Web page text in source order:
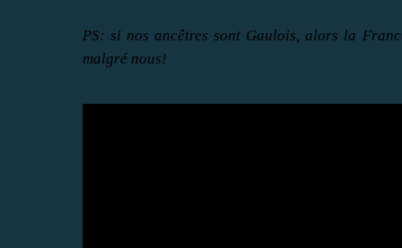
PS: si nos ancêtres sont Gaulois, alors la
malgré nous!